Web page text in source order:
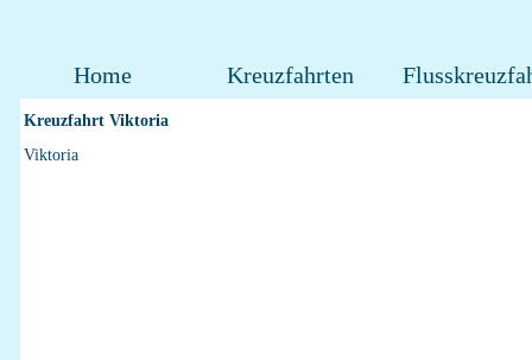
Home Kreuzfahrten
Kreuzfahrt Viktoria
Viktoria